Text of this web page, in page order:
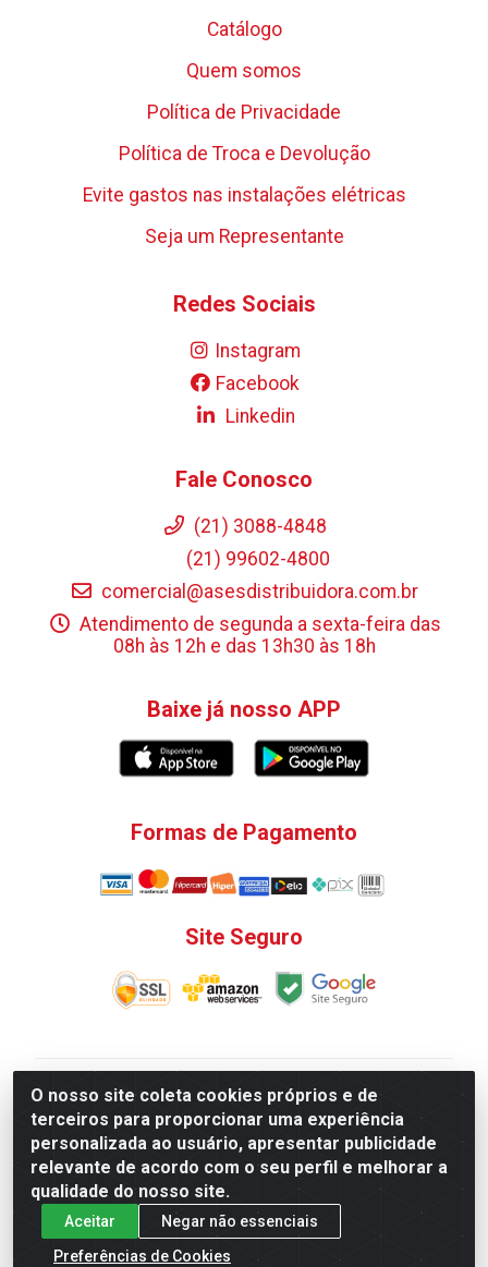
O nosso site coleta cookies próprios e de
terceiros para proporcionar uma experiência
personalizada ao usuário, apresentar publicidade
relevante de acordo com o seu perfil e melhorar a
qualidade do nosso site.
Aceitar
Negar não essenciais
Preferências de Cookies
Catálogo
Quem somos
Política de Privacidade
Política de Troca e Devolução
Evite gastos nas instalações elétricas
Seja um Representante
Redes Sociais
Instagram
Facebook
Linkedin
Fale Conosco
(21) 3088-4848
(21) 99602-4800
comercial@asesdistribuidora.com.br
Atendimento de segunda a sexta-feira das
08h às 12h e das 13h30 às 18h
Baixe já nosso APP
Formas de Pagamento
Site Seguro
V. C. Ferragens LTDA - Rua do Matoso, 132 - Praça da
Bandeira, Rio de Janeiro/ RJ - CEP 20.270-135 - CNPJ
12.324.723/0001-25
Todas as regras de promoções, descontos, preços e
prazos de pagamento e entrega expostos aqui são
válidos apenas para compras via internet. Preços e
estoque sujeito a alterações sem aviso prévio.